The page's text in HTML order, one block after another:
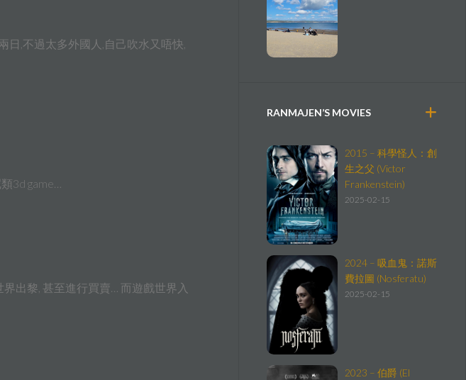
日,不過太多外國人,自己吹水又唔快,
3d game…
出黎, 甚至進行買賣… 而遊戲世界入
RANMAJEN’S MOVIES
2015 – 科學怪人：創
生之父 (Victor
Frankenstein)
2025-02-15
2024 – 吸血鬼：諾斯
費拉圖 (Nosferatu)
2025-02-15
2023 – 伯爵 (El